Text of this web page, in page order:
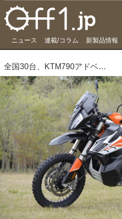
ニュース 連載/コラム 新製品情報
全国30台、KTM790アドベンチャーでどこいこう？ 24時間¥11,200